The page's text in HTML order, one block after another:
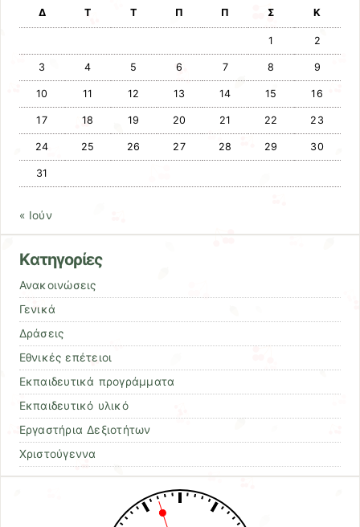
Δ Τ Τ Π Π Σ Κ
1 2
3 4 5 6 7 8 9
10 11 12 13 14 15 16
17 18 19 20 21 22 23
24 25 26 27 28 29 30
31
« Ιούν
Kατηγορίες
Ανακοινώσεις
Γενικά
Δράσεις
Εθνικές επέτειοι
Εκπαιδευτικά προγράμματα
Εκπαιδευτικό υλικό
Εργαστήρια Δεξιοτήτων
Χριστούγεννα